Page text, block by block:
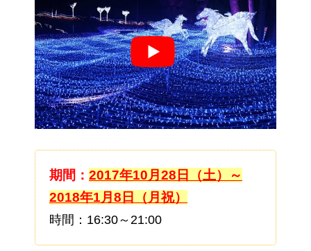
期間： 2017年10月28日（土）～
2018年1月8日（月祝）
時間：16:30～21:00